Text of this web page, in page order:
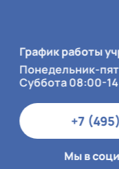
График работы
Понедельник-
Суббота 08:00-
+7
Мы в
опухолями
кожи.